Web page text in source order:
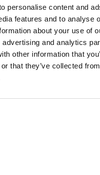
personalise content and
features and to analyse
about your use of
and analytics
other information that
that they’ve collected
お問合せ